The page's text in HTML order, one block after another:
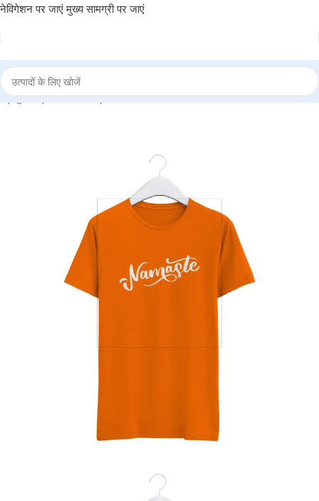
नेविगेशन पर जाएं मुख्य सामग्री पर जाएं
| दुकान | BRAINTA | Round Neck T-Shirt “NAMASTE” – BG-RN78